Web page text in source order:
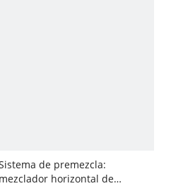
de premezcla:
mezclador horizontal de